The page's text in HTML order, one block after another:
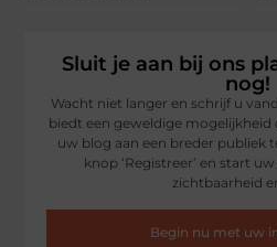
Sluit je aan bij ons
nog!
Wacht niet langer en schrijf u
biedt een geweldige mogelijkheid
uw blog aan een breder publiek
knop ‘Registreer’ en start
zichtbaarheid
Begin nu met uw